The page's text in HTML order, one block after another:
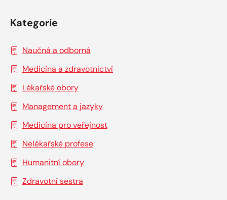
Kategorie
Naučná a odborná
Medicína a zdravotnictví
Lékařské obory
Management a jazyky
Medicína pro veřejnost
Nelékařské profese
Humanitní obory
Zdravotní sestra